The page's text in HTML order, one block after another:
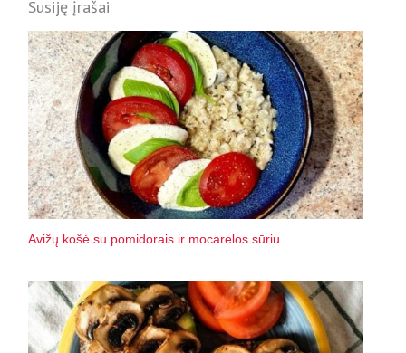
Susiję įrašai
Avižų košė su pomidorais ir mocarelos sūriu